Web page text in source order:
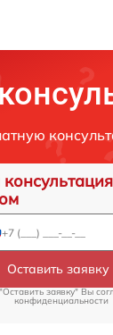
Оставить заявку
заявку" Вы
конфиденциальности